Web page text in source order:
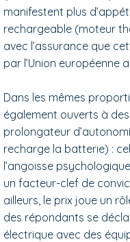
manifestent plus
rechargeable (moteur
avec l’assurance que
par l’Union européenne
Dans les mêmes
également ouverts à
prolongateur
recharge la batterie) :
l’angoisse
un facteur-clef de
ailleurs, le prix joue un
des répondants se
électrique avec des